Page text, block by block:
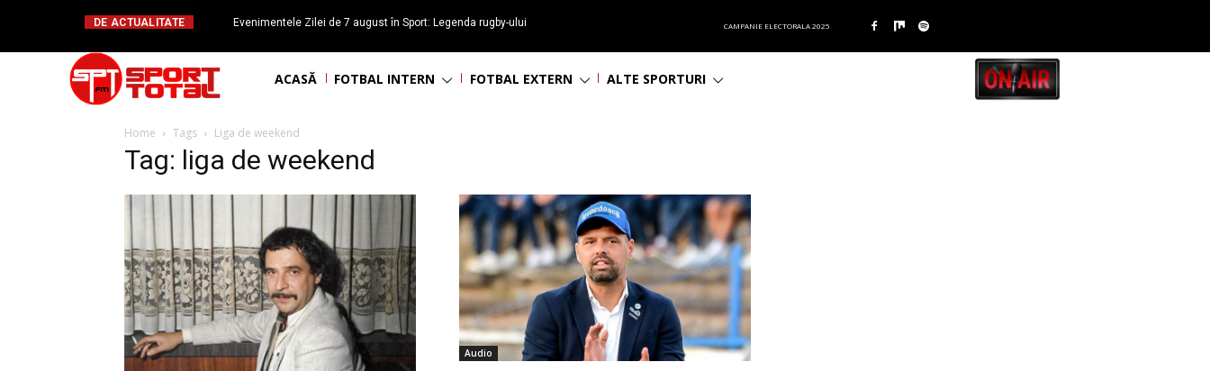
DE ACTUALITATE
Evenimentele Zilei de 7 august în Sport: Legenda rugby-ului
CAMPANIE ELECTORALA 2025
ACASĂ FOTBAL INTERN FOTBAL EXTERN ALTE SPORTURI
Home Tags Liga de weekend
Tag: liga de weekend
Audio